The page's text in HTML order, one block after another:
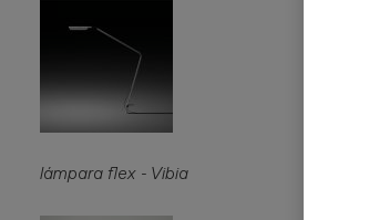
lámpara flex - Vibia